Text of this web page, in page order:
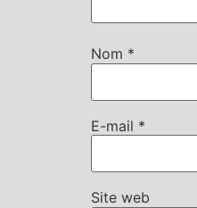
Nom *
E-mail *
Site web